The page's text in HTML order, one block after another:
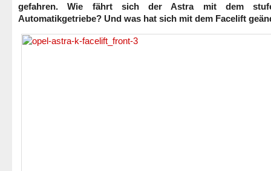
gefahren. Wie fährt sich der Astra mit dem
Automatikgetriebe? Und was hat sich mit dem Facelift